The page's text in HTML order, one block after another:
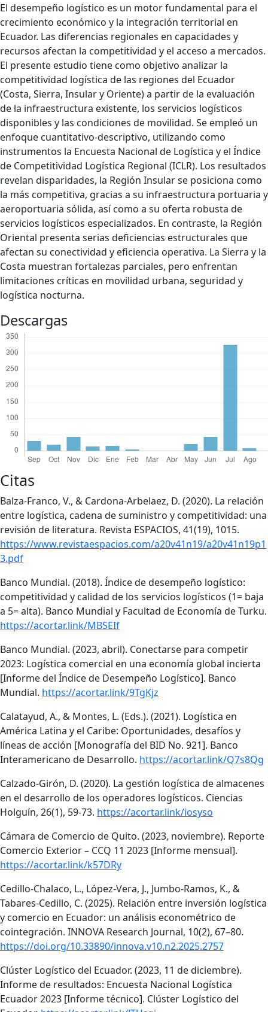
El desempeño logístico es un motor fundamental para el
crecimiento económico y la integración territorial en
Ecuador. Las diferencias regionales en capacidades y
recursos afectan la competitividad y el acceso a mercados.
El presente estudio tiene como objetivo analizar la
competitividad logística de las regiones del Ecuador
(Costa, Sierra, Insular y Oriente) a partir de la evaluación
de la infraestructura existente, los servicios logísticos
disponibles y las condiciones de movilidad. Se empleó un
enfoque cuantitativo-descriptivo, utilizando como
instrumentos la Encuesta Nacional de Logística y el Índice
de Competitividad Logística Regional (ICLR). Los resultados
revelan disparidades, la Región Insular se posiciona como
la más competitiva, gracias a su infraestructura portuaria y
aeroportuaria sólida, así como a su oferta robusta de
servicios logísticos especializados. En contraste, la Región
Oriental presenta serias deficiencias estructurales que
afectan su conectividad y eficiencia operativa. La Sierra y la
Costa muestran fortalezas parciales, pero enfrentan
limitaciones críticas en movilidad urbana, seguridad y
logística nocturna.
Descargas
Citas
Balza-Franco, V., & Cardona-Arbelaez, D. (2020). La relación
entre logística, cadena de suministro y competitividad: una
revisión de literatura. Revista ESPACIOS, 41(19), 1015.
https://www.revistaespacios.com/a20v41n19/a20v41n19p1
3.pdf
Banco Mundial. (2018). Índice de desempeño logístico:
competitividad y calidad de los servicios logísticos (1= baja
a 5= alta). Banco Mundial y Facultad de Economía de Turku.
https://acortar.link/MBSEIf
Banco Mundial. (2023, abril). Conectarse para competir
2023: Logística comercial en una economía global incierta
[Informe del Índice de Desempeño Logístico]. Banco
Mundial. https://acortar.link/9TgKjz
Calatayud, A., & Montes, L. (Eds.). (2021). Logística en
América Latina y el Caribe: Oportunidades, desafíos y
líneas de acción [Monografía del BID No. 921]. Banco
Interamericano de Desarrollo. https://acortar.link/Q7s8Qg
Calzado-Girón, D. (2020). La gestión logística de almacenes
en el desarrollo de los operadores logísticos. Ciencias
Holguín, 26(1), 59-73. https://acortar.link/iosyso
Cámara de Comercio de Quito. (2023, noviembre). Reporte
Comercio Exterior – CCQ 11 2023 [Informe mensual].
https://acortar.link/k57DRy
Cedillo-Chalaco, L., López-Vera, J., Jumbo-Ramos, K., &
Tabares-Cedillo, C. (2025). Relación entre inversión logística
y comercio en Ecuador: un análisis econométrico de
cointegración. INNOVA Research Journal, 10(2), 67–80.
https://doi.org/10.33890/innova.v10.n2.2025.2757
Clúster Logístico del Ecuador. (2023, 11 de diciembre).
Informe de resultados: Encuesta Nacional Logística
Ecuador 2023 [Informe técnico]. Clúster Logístico del